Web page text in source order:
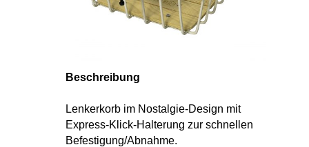
Beschreibung
Lenkerkorb im Nostalgie-Design mit
Express-Klick-Halterung zur schnellen
Befestigung/Abnahme.